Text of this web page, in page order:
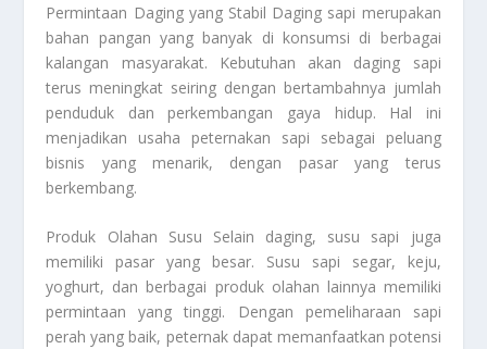
Permintaan Daging yang Stabil Daging sapi merupakan
bahan pangan yang banyak di konsumsi di berbagai
kalangan masyarakat. Kebutuhan akan daging sapi
terus meningkat seiring dengan bertambahnya jumlah
penduduk dan perkembangan gaya hidup. Hal ini
menjadikan usaha peternakan sapi sebagai peluang
bisnis yang menarik, dengan pasar yang terus
berkembang.
Produk Olahan Susu Selain daging, susu sapi juga
memiliki pasar yang besar. Susu sapi segar, keju,
yoghurt, dan berbagai produk olahan lainnya memiliki
permintaan yang tinggi. Dengan pemeliharaan sapi
perah yang baik, peternak dapat memanfaatkan potensi